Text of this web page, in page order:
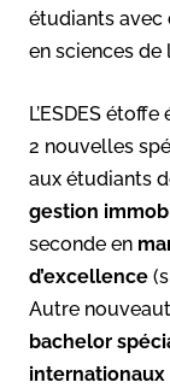
étudiants avec
en sciences de
L’ESDES
2 nouvelles
aux étudiants
gestion
seconde en
d’excellence
Autre
bachelor
internationaux